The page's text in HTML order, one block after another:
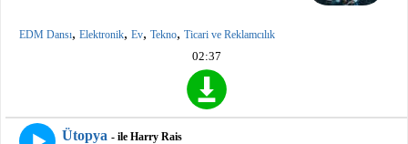
EDM Dansı, Elektronik, Ev, Tekno, Ticari ve Reklamcılık
02:37
Ütopya - ile Harry Rais